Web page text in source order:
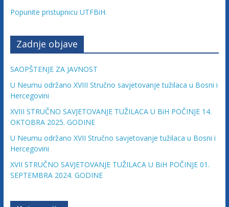
i
e
Popunite pristupnicu UTFBiH.
Zadnje objave
SAOPŠTENJE ZA JAVNOST
U Neumu održano XVIII Stručno savjetovanje tužilaca u Bosni i
Hercegovini
XVIII STRUČNO SAVJETOVANJE TUŽILACA U BiH POČINJE 14.
OKTOBRA 2025. GODINE
U Neumu održano XVII Stručno savjetovanje tužilaca u Bosni i
Hercegovini
XVII STRUČNO SAVJETOVANJE TUŽILACA U BiH POČINJE 01.
SEPTEMBRA 2024. GODINE